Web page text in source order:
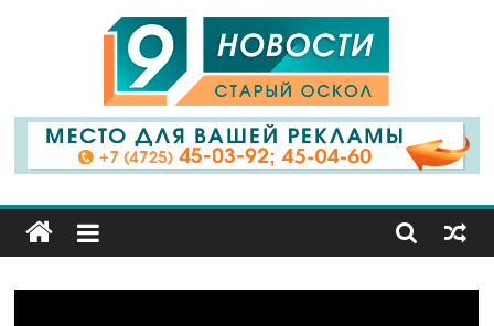
9
Канал
Старый